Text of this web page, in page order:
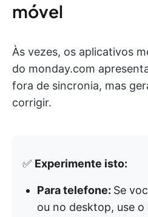
móvel
Às vezes, os aplicativos
do monday.com
fora de sincronia, mas
corrigir.
✅ Experimente isto:
Para telefone: Se
ou no desktop, use o